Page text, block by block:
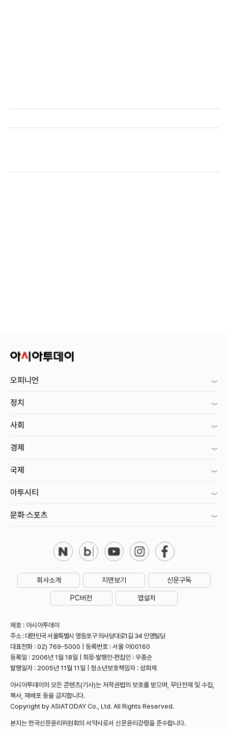
오피니언
정치
사회
경제
국제
아투시티
문화·스포츠
회사소개 지면보기 신문구독
PC버전 앱설치
제호 : 아시아투데이
주소 : 대한민국 서울특별시 영등포구 의사당대로1길 34 인영빌딩
대표전화 : 02) 769-5000 | 등록번호 : 서울 아00160
등록일 : 2006년 1월 18일 | 회장·발행인·편집인 : 우종순
발행일자 : 2005년 11월 11일 | 청소년보호책임자 : 성희제
아시아투데이의 모든 콘텐츠(기사)는 저작권법의 보호를 받으며, 무단전재 및 수집,
복사, 재배포 등을 금지합니다.
Copyright by ASIATODAY Co., Ltd. All Rights Reserved.
본지는 한국신문윤리위원회의 서약사로서 신문윤리강령을 준수합니다.